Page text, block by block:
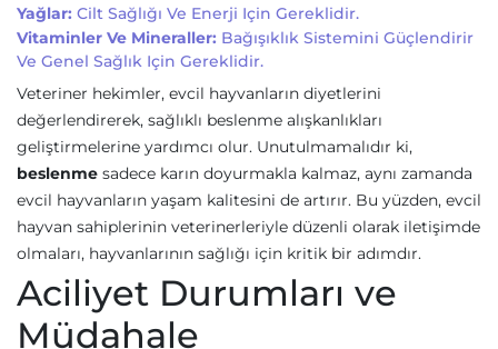
Yağlar: Cilt Sağlığı Ve Enerji Için Gereklidir.
Vitaminler Ve Mineraller: Bağışıklık Sistemini Güçlendirir
Ve Genel Sağlık Için Gereklidir.
Veteriner hekimler, evcil hayvanların diyetlerini
değerlendirerek, sağlıklı beslenme alışkanlıkları
geliştirmelerine yardımcı olur. Unutulmamalıdır ki,
beslenme sadece karın doyurmakla kalmaz, aynı zamanda
evcil hayvanların yaşam kalitesini de artırır. Bu yüzden, evcil
hayvan sahiplerinin veterinerleriyle düzenli olarak iletişimde
olmaları, hayvanlarının sağlığı için kritik bir adımdır.
Aciliyet Durumları ve
Müdahale